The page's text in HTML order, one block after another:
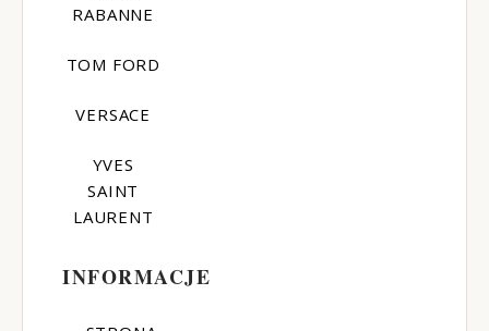
RABANNE
TOM FORD
VERSACE
YVES
SAINT
LAURENT
INFORMACJE